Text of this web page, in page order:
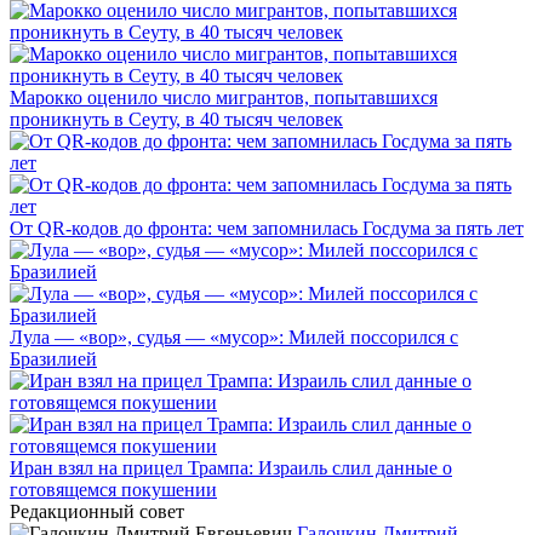
Марокко оценило число мигрантов, попытавшихся
проникнуть в Сеуту, в 40 тысяч человек
От QR-кодов до фронта: чем запомнилась Госдума за пять лет
Лула — «вор», судья — «мусор»: Милей поссорился с
Бразилией
Иран взял на прицел Трампа: Израиль слил данные о
готовящемся покушении
Редакционный совет